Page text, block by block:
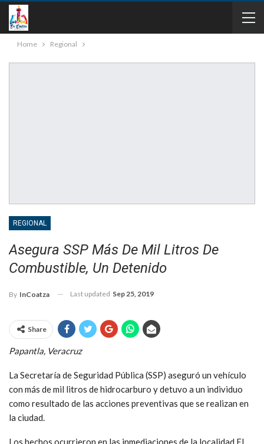
Home Regional
REGIONAL
Asegura SSP Más De Mil Litros De
Combustible, Un Detenido
By InCoatza Last updated Sep 25, 2019
Share
Papantla, Veracruz
La Secretaría de Seguridad Pública (SSP) aseguró un vehículo
con más de mil litros de hidrocarburo y detuvo a un individuo
como resultado de las acciones preventivas que se realizan en
la ciudad.
Los hechos ocurrieron en las inmediaciones de la localidad El